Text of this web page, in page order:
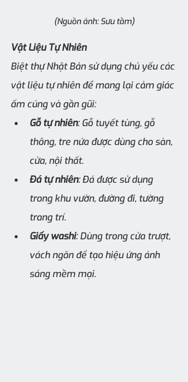
(Nguồn ảnh: Sưu tầm)
Vật Liệu Tự Nhiên
Biệt thự Nhật Bản sử dụng chủ yếu các
vật liệu tự nhiên để mang lại cảm giác
ấm cúng và gần gũi:
Gỗ tự nhiên: Gỗ tuyết tùng, gỗ
thông, tre nứa được dùng cho sàn,
cửa, nội thất.
Đá tự nhiên: Đá được sử dụng
trong khu vườn, đường đi, tường
trang trí.
Giấy washi: Dùng trong cửa trượt,
vách ngăn để tạo hiệu ứng ánh
sáng mềm mại.